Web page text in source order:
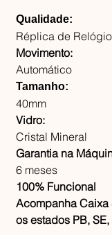
Qualidade:
Réplica de
Movimento:
Automático
Tamanho:
40mm
Vidro:
Cristal Mineral
Garantia na
6 meses
100% Funcional
Acompanha
os estados PB, SE,